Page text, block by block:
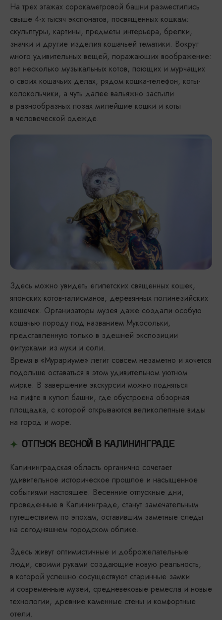
На трех этажах сорокаметровой башни разместились
свыше 4-х тысяч экспонатов, посвященных кошкам:
скульптуры, картины, предметы интерьера, брелки,
значки и другие изделия кошачьей тематики. Вокруг
много удивительных вещей, поражающих воображение:
вот несколько музыкальных котов, поющих и мурчащих
о своих кошачьих делах, рядом кошка-телефон, коты-
колокольчики, а чуть далее вальяжно застыли
в разнообразных позах милейшие кошки и коты
в человеческой одежде.
Здесь можно увидеть египетских священных кошек,
японских котов-талисманов, деревянных полинезийских
кошечек. Организаторы музея даже создали особую
кошачью породу под названием Мукосольки,
представленную только в здешней экспозиции
фигурками из муки и соли.
Время в «Мурариуме» летит совсем незаметно и хочется
подольше оставаться в этом удивительном уютном
мирке. В завершение экскурсии можно подняться
на лифте в купол башни, где обустроена обзорная
площадка, с которой открываются великолепные виды
на город и море.
ОТПУСК ВЕСНОЙ В КАЛИНИНГРАДЕ
Калининградская область органично сочетает
удивительное историческое прошлое и насыщенное
событиями настоящее. Весенние отпускные дни,
проведенные в Калининграде, станут замечательным
путешествием по эпохам, оставившим заметные следы
на сегодняшнем городском облике.
Здесь живут оптимистичные и доброжелательные
люди, своими руками создающие новую реальность,
в которой успешно сосуществуют старинные замки
и современные музеи, средневековые ремесла и новые
технологии, древние каменные стены и комфортные
отели.